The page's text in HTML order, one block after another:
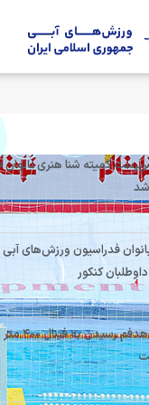
کمیته شنا هنری بانوان
فدراسیون ورزش‌های آبی
کنکور
محمد قاسمی: